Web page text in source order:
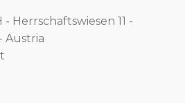
- Herrschaftswiesen 11 -
Austria